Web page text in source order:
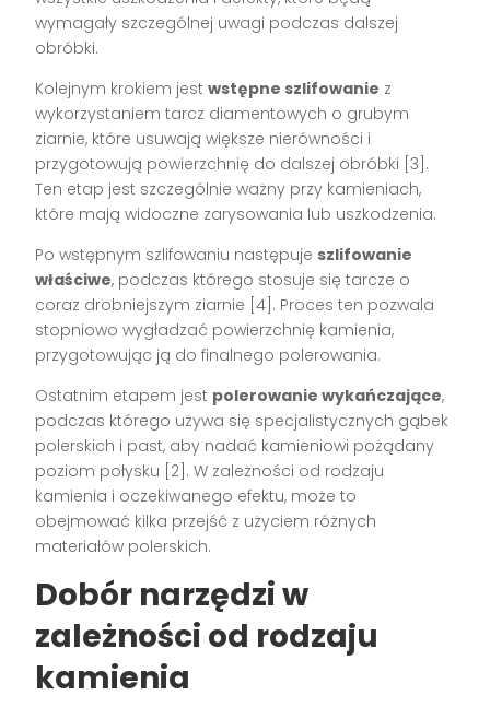
wymagały szczególnej uwagi podczas dalszej
obróbki.
Kolejnym krokiem jestwstępne szlifowanie z
wykorzystaniem tarcz diamentowych o grubym
ziarnie, które usuwają większe nierówności i
przygotowują powierzchnię do dalszej obróbki [3].
Ten etap jest szczególnie ważny przy kamieniach,
które mają widoczne zarysowania lub uszkodzenia.
Po wstępnym szlifowaniu następuje szlifowanie
właściwe, podczas którego stosuje się tarcze o
coraz drobniejszym ziarnie [4]. Proces ten pozwala
stopniowo wygładzać powierzchnię kamienia,
przygotowując ją do finalnego polerowania.
Ostatnim etapem jest polerowanie wykańczające,
podczas którego używa się specjalistycznych gąbek
polerskich i past, aby nadać kamieniowi pożądany
poziom połysku [2]. W zależności od rodzaju
kamienia i oczekiwanego efektu, może to
obejmować kilka przejść z użyciem różnych
materiałów polerskich.
Dobór narzędzi w
zależności od rodzaju
kamienia